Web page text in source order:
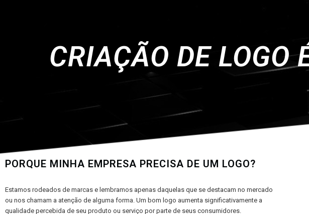
CRIAÇÃO DE
PORQUE MINHA EMPRESA PRECISA DE UM LOGO?
Estamos rodeados de marcas e lembramos apenas daquelas que se destacam no mercado
ou nos chamam a atenção de alguma forma. Um bom logo aumenta significativamente a
qualidade percebida de seu produto ou serviço por parte de seus consumidores.